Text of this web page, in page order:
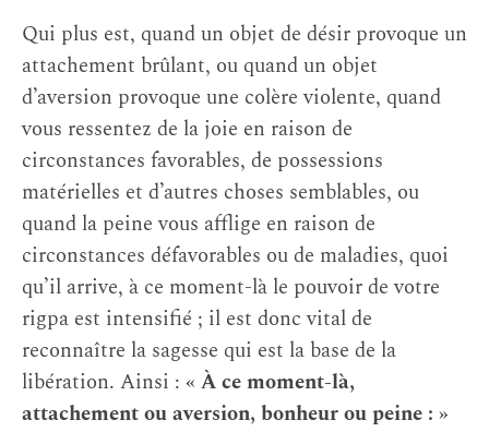
Qui plus est, quand un objet de désir provoque un
attachement brûlant, ou quand un objet
d’aversion provoque une colère violente, quand
vous ressentez de la joie en raison de
circonstances favorables, de possessions
matérielles et d’autres choses semblables, ou
quand la peine vous afflige en raison de
circonstances défavorables ou de maladies, quoi
qu’il arrive, à ce moment-là le pouvoir de votre
rigpa est intensifié ; il est donc vital de
reconnaître la sagesse qui est la base de la
libération. Ainsi : « À ce moment-là,
attachement ou aversion, bonheur ou peine : »